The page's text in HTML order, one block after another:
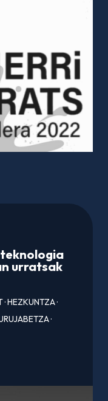
urratsak
·HEZKUNTZA·
·